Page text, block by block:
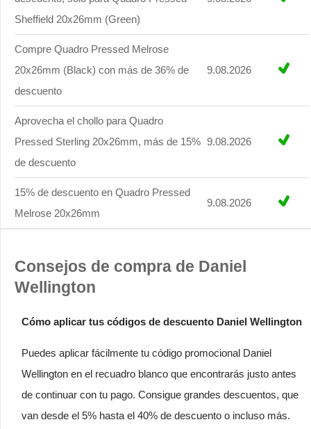
Sheffield 20x26mm (Green)
Compre Quadro Pressed Melrose
20x26mm (Black) con más de 36% de
descuento
9.08.2026
Aprovecha el chollo para Quadro
Pressed Sterling 20x26mm, más de 15%
de descuento
9.08.2026
15% de descuento en Quadro Pressed
Melrose 20x26mm
9.08.2026
Consejos de compra de Daniel
Wellington
Cómo aplicar tus códigos de descuento Daniel Wellington
Puedes aplicar fácilmente tu código promocional Daniel
Wellington en el recuadro blanco que encontrarás justo antes
de continuar con tu pago. Consigue grandes descuentos, que
van desde el 5% hasta el 40% de descuento o incluso más.